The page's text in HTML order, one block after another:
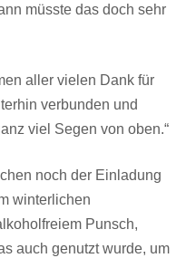
müsste das doch sehr
aller vielen Dank für
verbunden und
viel Segen von oben.“
noch der Einladung
winterlichen
Punsch,
auch genutzt wurde, um